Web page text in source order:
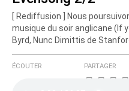
[ Rediffusion ] Nous
musique du soir anglicane (If
Byrd, Nunc Dimittis de
ÉCOUTER PARTAGER